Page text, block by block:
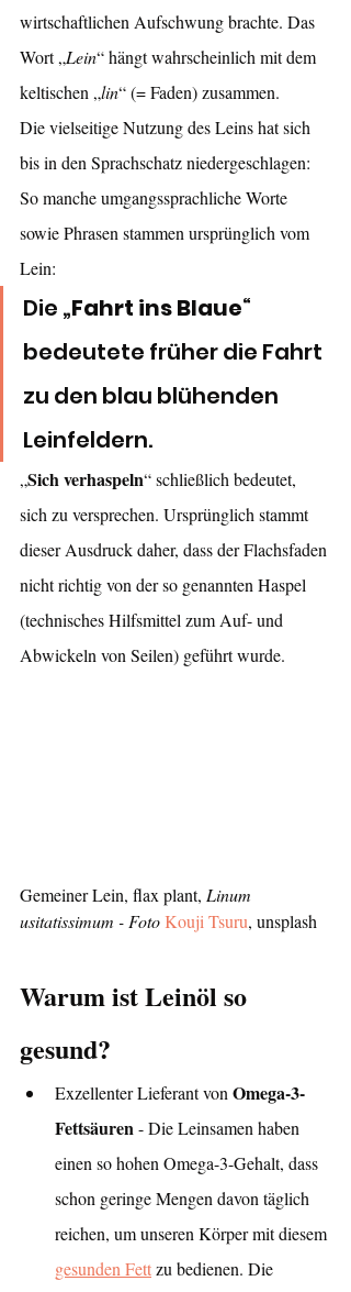
wirtschaftlichen Aufschwung brachte. Das
Wort „Lein“ hängt wahrscheinlich mit dem
keltischen „lin“ (= Faden) zusammen.
Die vielseitige Nutzung des Leins hat sich
bis in den Sprachschatz niedergeschlagen:
So manche umgangssprachliche Worte
sowie Phrasen stammen ursprünglich vom
Lein:
Die „Fahrt ins Blaue“
bedeutete früher die Fahrt
zu den blau blühenden
Leinfeldern.
„Sich verhaspeln“ schließlich bedeutet,
sich zu versprechen. Ursprünglich stammt
dieser Ausdruck daher, dass der Flachsfaden
nicht richtig von der so genannten Haspel
(technisches Hilfsmittel zum Auf- und
Abwickeln von Seilen) geführt wurde.
Gemeiner Lein, flax plant, Linum
usitatissimum - Foto Kouji Tsuru, unsplash
Warum ist Leinöl so
gesund?
Exzellenter Lieferant von Omega-3-
Fettsäuren - Die Leinsamen haben
einen so hohen Omega-3-Gehalt, dass
schon geringe Mengen davon täglich
reichen, um unseren Körper mit diesem
gesunden Fett zu bedienen. Die